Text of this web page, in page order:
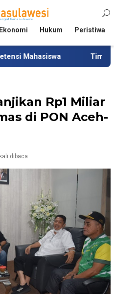
Ekonomi Hukum Peristiwa
Tim Universitas
Rp1 Miliar
di PON Aceh-
dibaca